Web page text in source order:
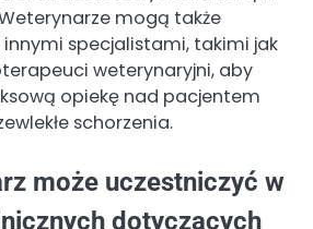
mogą także
specjalistami, takimi jak
weterynaryjni, aby
opiekę nad pacjentem
schorzenia.
może uczestniczyć w
dotyczących